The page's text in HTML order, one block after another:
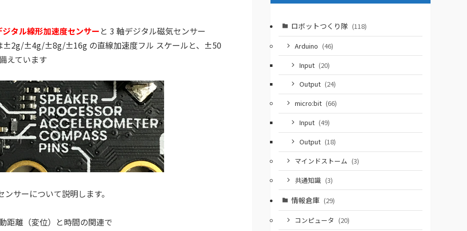
タル線形加速度センサー と 3 軸デジタル磁気センサー
±2g/±4g/±8g/±16g の直線加速度フル スケールと、±50
えています
サーについて説明します。
距離（変位）と時間の関連で
ロボットつくり隊 (118)
Arduino (46)
Input (20)
Output (24)
micro:bit (66)
Input (49)
Output (18)
マインドストーム (3)
共通知識 (3)
情報倉庫 (29)
コンピュータ (20)